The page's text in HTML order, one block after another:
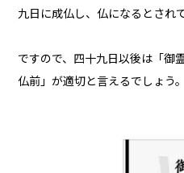
九日に成仏し、仏になるとされ
ですので、四十九日以後は「御
仏前」が適切と言えるでしょう。